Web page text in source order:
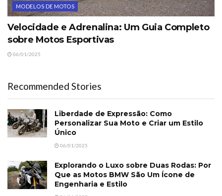
MODELOS DE MOTOS
Velocidade e Adrenalina: Um Guia Completo
sobre Motos Esportivas
06/01/2025
Recommended Stories
Liberdade de Expressão: Como
Personalizar Sua Moto e Criar um Estilo
Único
06/01/2025
Explorando o Luxo sobre Duas Rodas: Por
Que as Motos BMW São Um Ícone de
Engenharia e Estilo